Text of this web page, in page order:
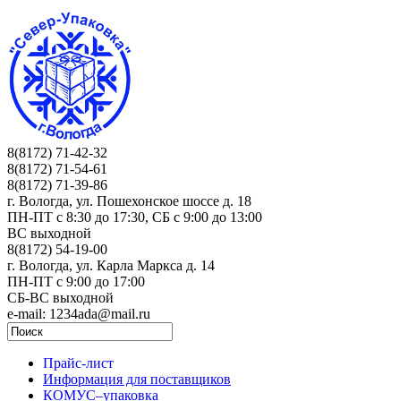
8(8172) 71-42-32
8(8172) 71-54-61
8(8172) 71-39-86
г. Вологда, ул. Пошехонское шоссе д. 18
ПН-ПТ c 8:30 до 17:30, СБ с 9:00 до 13:00
ВС выходной
8(8172) 54-19-00
г. Вологда, ул. Карла Маркса д. 14
ПН-ПТ c 9:00 до 17:00
СБ-ВС выходной
e-mail: 1234ada@mail.ru
Прайс-лист
Информация для поставщиков
КОМУС–упаковка